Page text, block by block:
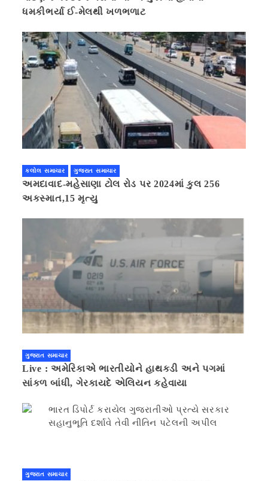
ધમકીભર્યા ઈ-મેલથી ખળભળાટ
કલોલ સમાચાર ગુજરાત સમાચાર
અમદાવાદ-મહેસાણા ટોલ રોડ પર 2024માં કુલ 256
અકસ્માત,15 મૃત્યુ
ગુજરાત સમાચાર
Live : અમેરિકાએ ભારતીયોને હાથકડી અને પગમાં
સાંકળ બાંધી, ગેરકાયદે એલિયન કહેવાયા
ગુજરાત સમાચાર